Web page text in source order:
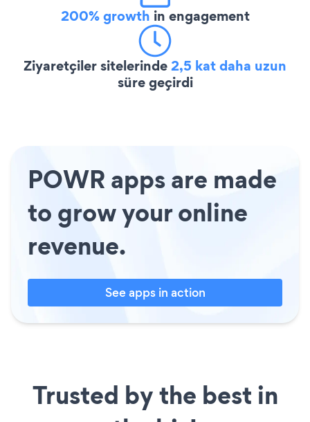
200% growth in engagement
Ziyaretçiler sitelerinde2,5 kat daha uzun
süre geçirdi
POWR apps are made
to grow your online
revenue.
See apps in action
Trusted by the best in